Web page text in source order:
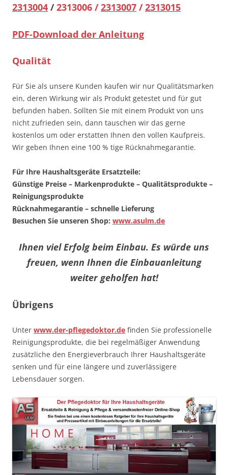
2313004 /2313006 /2313007 /2313015
PDF-Download der Anleitung
Qualität
Für Sie als unsere Kunden kaufen wir nur Qualitätsmarken
ein, deren Wirkung wir als Produkt getestet und für gut
befunden haben. Sollten Sie mit einem Produkt von uns
nicht zufrieden sein, dann tauschen wir das gerne
kostenlos um oder erstatten Ihnen den vollen Kaufpreis.
Wir geben Ihnen eine 100 % tige Rücknahmegarantie.
Für Ihre Haushaltsgeräte Ersatzteile:
Günstige Preise – Markenprodukte – Qualitätsprodukte –
Reinigungsprodukte
Rücknahmegarantie – schnelle Lieferung
Besuchen Sie unseren Shop: www.asulm.de
Ihnen viel Erfolg beim Einbau. Es würde uns
freuen, wenn Ihnen die Einbauanleitung
weiter geholfen hat!
Übrigens
Unter www.der-pflegedoktor.de finden Sie professionelle
Reinigungsprodukte, die bei regelmäßiger Anwendung
zusätzliche den Energieverbrauch Ihrer Haushaltsgeräte
senken und für eine längere und zuverlässigere
Lebensdauer sorgen.